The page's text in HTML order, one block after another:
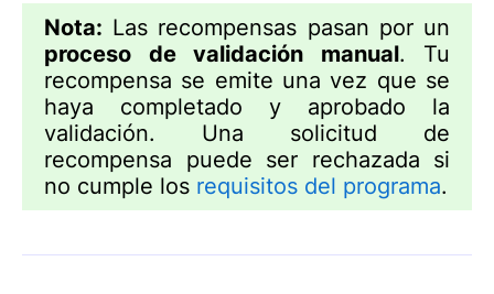
Nota: Las recompensas pasan por un
proceso de validación manual. Tu
recompensa se emite una vez que se
haya completado y aprobado la
validación. Una solicitud de
recompensa puede ser rechazada si
no cumple los requisitos del programa.